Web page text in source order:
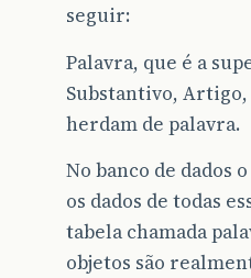
seguir:
Palavra, que é a
Substantivo,
herdam de palavra.
No banco de dados
os dados de todas
tabela chamada
objetos são